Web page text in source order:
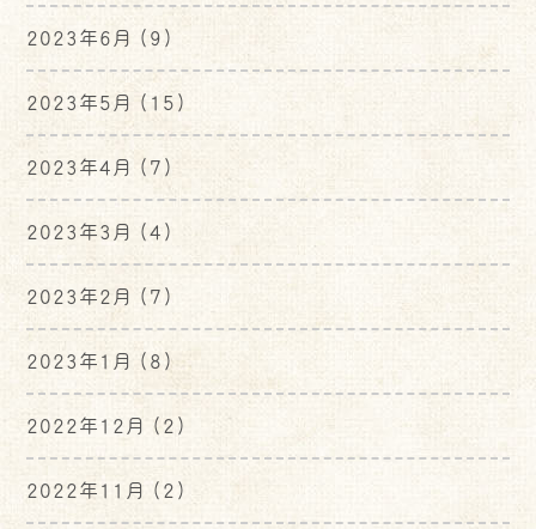
2023年6月 (9)
2023年5月 (15)
2023年4月 (7)
2023年3月 (4)
2023年2月 (7)
2023年1月 (8)
2022年12月 (2)
2022年11月 (2)